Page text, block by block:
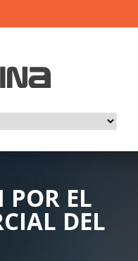
POR EL
DEL